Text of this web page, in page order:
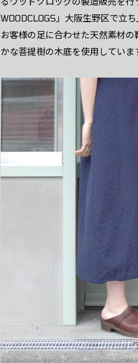
WOODCLOGS」大阪生野区で立ち
お客様の足に合わせた天然素材
かな菩提樹の木底を使用していま